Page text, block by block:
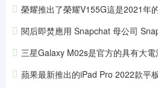
榮耀推出了榮耀V155G這是2021年
閱后即焚應用 Snapchat 母公司
三星Galaxy M02s是官方的具有大
蘋果最新推出的iPad Pro 2022款平板在各